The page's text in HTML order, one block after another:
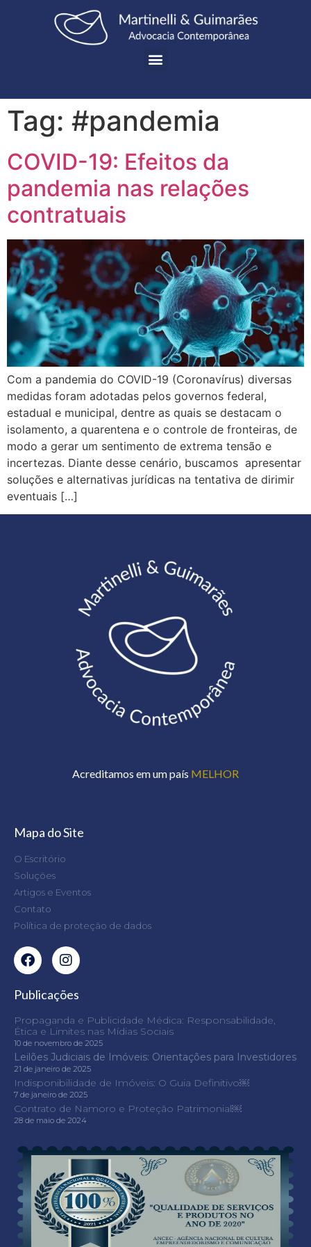
Tag: #pandemia
COVID-19: Efeitos da
pandemia nas relações
contratuais
Com a pandemia do COVID-19 (Coronavírus) diversas
medidas foram adotadas pelos governos federal,
estadual e municipal, dentre as quais se destacam o
isolamento, a quarentena e o controle de fronteiras, de
modo a gerar um sentimento de extrema tensão e
incertezas. Diante desse cenário, buscamos apresentar
soluções e alternativas jurídicas na tentativa de dirimir
eventuais […]
Acreditamos em um país MELHOR
Mapa do Site
O Escritório
Soluções
Artigos e Eventos
Contato
Política de proteção de dados
Publicações
Propaganda e Publicidade Médica: Responsabilidade,
Ética e Limites nas Mídias Sociais
10 de novembro de 2025
Leilões Judiciais de Imóveis: Orientações para Investidores
21 de janeiro de 2025
Indisponibilidade de Imóveis: O Guia Definitivo￼
7 de janeiro de 2025
Contrato de Namoro e Proteção Patrimonial￼
28 de maio de 2024